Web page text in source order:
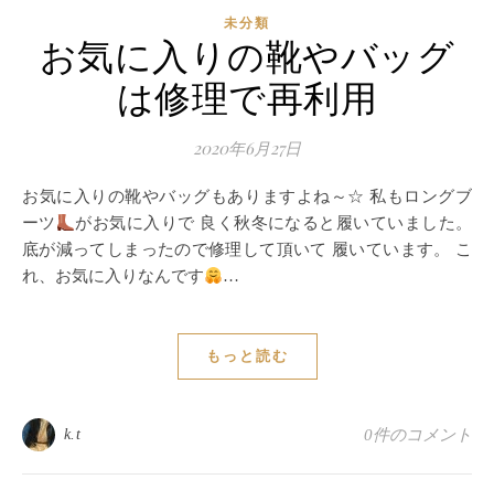
未分類
お気に入りの靴やバッグ
は修理で再利用
2020年6月27日
お気に入りの靴やバッグもありますよね～☆ 私もロングブ
ーツ
がお気に入りで 良く秋冬になると履いていました。
底が減ってしまったので修理して頂いて 履いています。 こ
れ、お気に入りなんです
…
もっと読む
k.t 0件のコメント